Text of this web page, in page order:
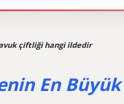
çiftliği hangi ildedir
En